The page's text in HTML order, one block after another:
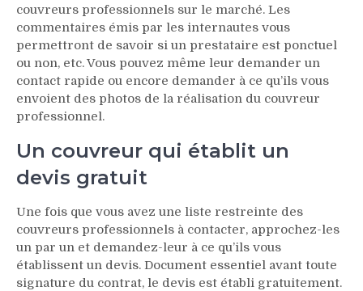
couvreurs professionnels sur le marché. Les
commentaires émis par les internautes vous
permettront de savoir si un prestataire est ponctuel
ou non, etc. Vous pouvez même leur demander un
contact rapide ou encore demander à ce qu’ils vous
envoient des photos de la réalisation du couvreur
professionnel.
Un couvreur qui établit un
devis gratuit
Une fois que vous avez une liste restreinte des
couvreurs professionnels à contacter, approchez-les
un par un et demandez-leur à ce qu’ils vous
établissent un devis. Document essentiel avant toute
signature du contrat, le devis est établi gratuitement.